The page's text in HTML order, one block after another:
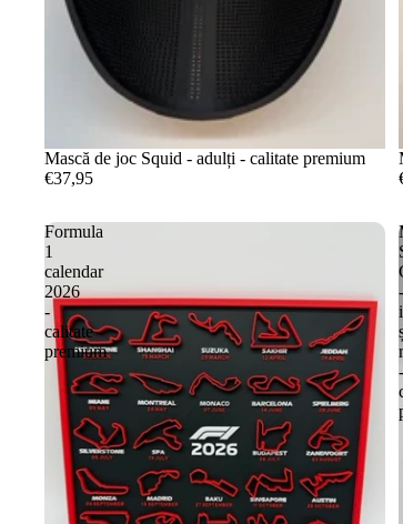
Mască de joc Squid - adulți - calitate premium
€37,95
Formula
1
calendar
2026
-
calitate
premium
-
-